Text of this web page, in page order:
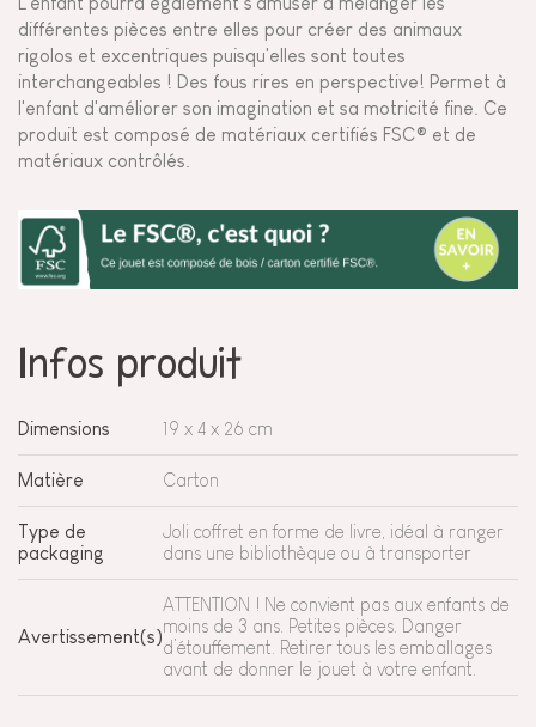
différentes pièces entre elles pour créer des animaux
rigolos et excentriques puisqu'elles sont toutes
interchangeables ! Des fous rires en perspective! Permet à
l'enfant d'améliorer son imagination et sa motricité fine. Ce
produit est composé de matériaux certifiés FSC® et de
matériaux contrôlés.
Infos produit
Dimensions 19 x 4 x 26 cm
Matière Carton
Type de
packaging
Joli coffret en forme de livre, idéal à ranger
dans une bibliothèque ou à transporter
Avertissement(s)
ATTENTION ! Ne convient pas aux enfants de
moins de 3 ans. Petites pièces. Danger
d’étouffement. Retirer tous les emballages
avant de donner le jouet à votre enfant.